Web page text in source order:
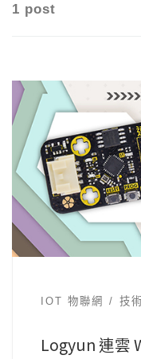
1 post
IOT 物聯網 技
Logyun 連雲